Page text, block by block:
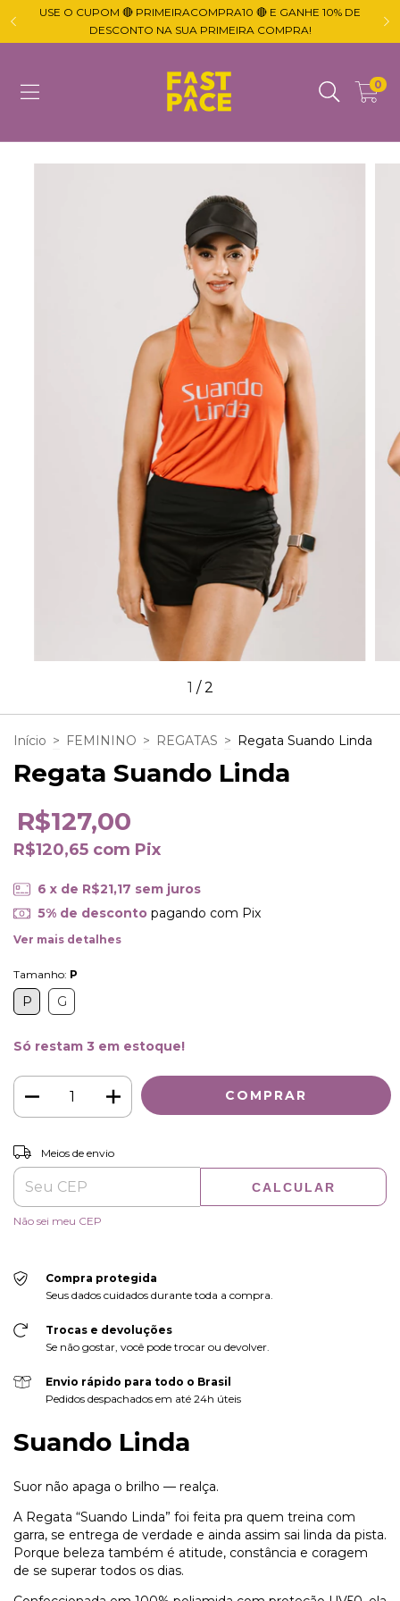
USE O CUPOM 🔴 PRIMEIRACOMPRA10 🔴 E GANHE 10% DE
DESCONTO NA SUA PRIMEIRA COMPRA!
0
1 /2
Início > FEMININO > REGATAS > Regata Suando Linda
Regata Suando Linda
R$127,00
R$120,65 com Pix
6 x de R$21,17 sem juros
5% de descontopagando com Pix
Ver mais detalhes
Tamanho: P
P G
Só restam 3 em estoque!
Entregas para o CEP:
Meios de envio
CALCULAR
Não sei meu CEP
Compra protegida
Seus dados cuidados durante toda a compra.
Trocas e devoluções
Se não gostar, você pode trocar ou devolver.
Envio rápido para todo o Brasil
Pedidos despachados em até 24h úteis
Suando Linda
Suor não apaga o brilho — realça.
A Regata “Suando Linda” foi feita pra quem treina com
garra, se entrega de verdade e ainda assim sai linda da pista.
Porque beleza também é atitude, constância e coragem
de se superar todos os dias.